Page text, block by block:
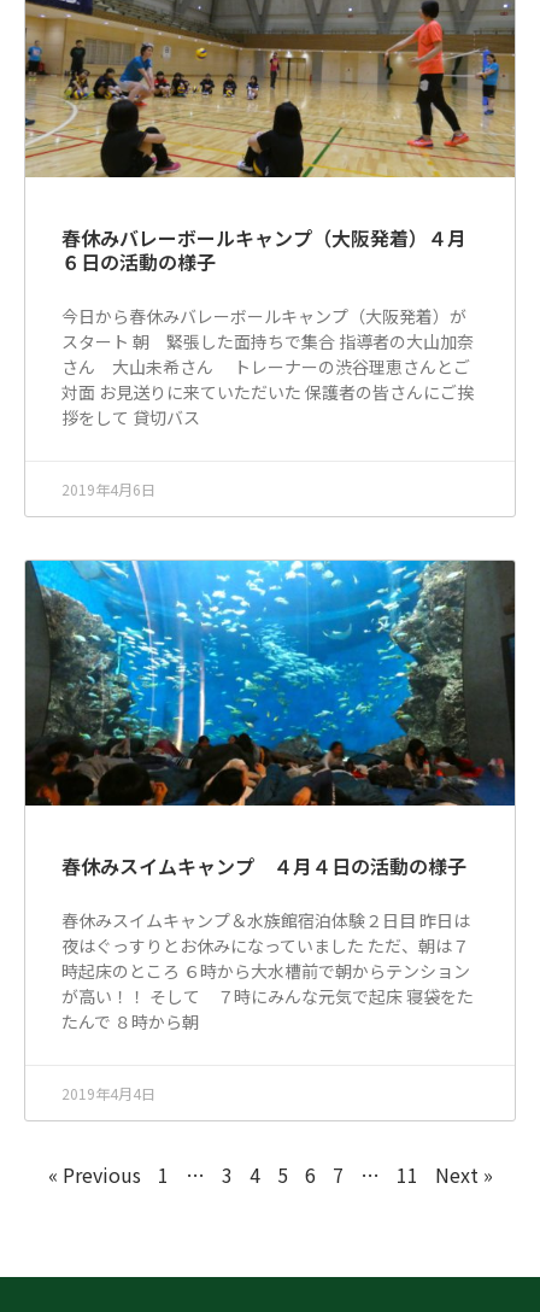
春休みバレーボールキャンプ（大阪発着）４月
６日の活動の様子
今日から春休みバレーボールキャンプ（大阪発着）が
スタート 朝 緊張した面持ちで集合 指導者の大山加奈
さん 大山未希さん トレーナーの渋谷理恵さんとご
対面 お見送りに来ていただいた 保護者の皆さんにご挨
拶をして 貸切バス
2019年4月6日
春休みスイムキャンプ ４月４日の活動の様子
春休みスイムキャンプ＆水族館宿泊体験２日目 昨日は
夜はぐっすりとお休みになっていました ただ、朝は７
時起床のところ ６時から大水槽前で朝からテンション
が高い！！ そして ７時にみんな元気で起床 寝袋をた
たんで ８時から朝
2019年4月4日
« Previous 1 … 3 4 5 6 7 … 11 Next »